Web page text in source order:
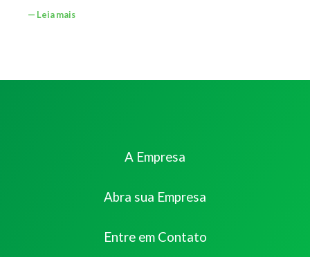
— Leia mais
A Empresa
Abra sua Empresa
Entre em Contato